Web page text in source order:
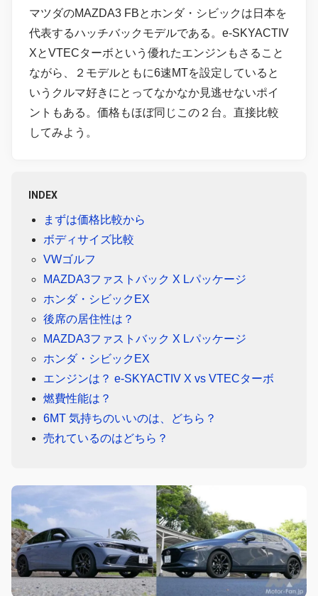
マツダのMAZDA3 FBとホンダ・シビックは日本を
代表するハッチバックモデルである。e-SKYACTIV
XとVTECターボという優れたエンジンもさること
ながら、２モデルともに6速MTを設定していると
いうクルマ好きにとってなかなか見逃せないポイ
ントもある。価格もほぼ同じこの２台。直接比較
してみよう。
INDEX
まずは価格比較から
ボディサイズ比較
VWゴルフ
MAZDA3ファストバック X Lパッケージ
ホンダ・シビックEX
後席の居住性は？
MAZDA3ファストバック X Lパッケージ
ホンダ・シビックEX
エンジンは？ e-SKYACTIV X vs VTECターボ
燃費性能は？
6MT 気持ちのいいのは、どちら？
売れているのはどちら？